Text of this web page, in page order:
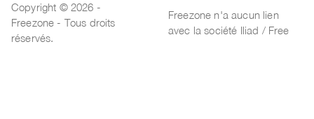
Copyright © 2026 -
Freezone - Tous droits
réservés.
Freezone n'a aucun lien
avec la société Iliad / Free